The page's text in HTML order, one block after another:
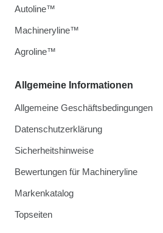
Allgemeine Informationen
Allgemeine Geschäftsbedingungen
Datenschutzerklärung
Sicherheitshinweise
Bewertungen für Machineryline
Markenkatalog
Topseiten
Autoline™
Machineryline™
Agroline™